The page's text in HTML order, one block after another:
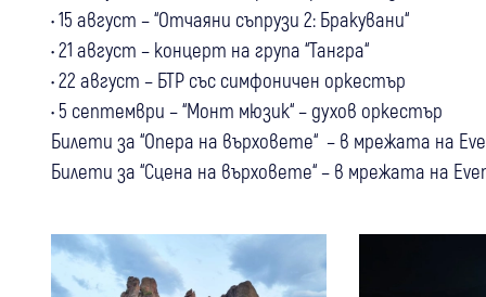
• 15 август – “Отчаяни съпрузи 2: Бракувани“
• 21 август – концерт на група “Тангра“
• 22 август – БТР със симфоничен оркестър
• 5 септември – “Монт мюзик“ – духов оркестър
Билети за “Опера на върховете“ – в мрежата на
Билети за “Сцена на върховете“ – в мрежата на